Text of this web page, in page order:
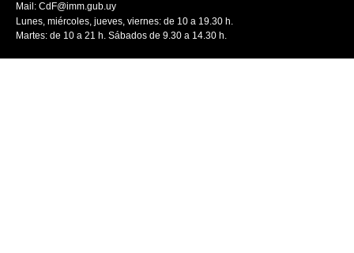
Mail: CdF@imm.gub.uy
Lunes, miércoles, jueves, viernes: de 10 a 19.30 h.
Martes: de 10 a 21 h. Sábados de 9.30 a 14.30 h.